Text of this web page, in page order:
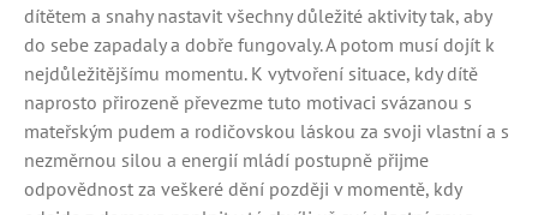
dítětem a snahy nastavit všechny důležité aktivity tak, aby
do sebe zapadaly a dobře fungovaly. A potom musí dojít k
nejdůležitějšímu momentu. K vytvoření situace, kdy dítě
naprosto přirozeně převezme tuto motivaci svázanou s
mateřským pudem a rodičovskou láskou za svoji vlastní a s
nezměrnou silou a energií mládí postupně přijme
odpovědnost za veškeré dění později v momentě, kdy